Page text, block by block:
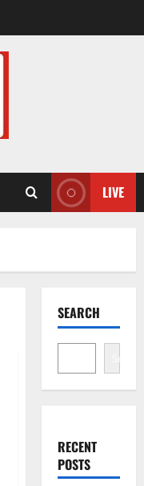
LIVE
SEARCH
Search
RECENT
POSTS